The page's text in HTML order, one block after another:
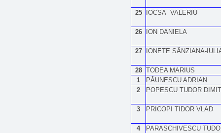
25 IOCSA VALERIU
26 ION DANIELA
27 IONETE SÂNZIANA-
28 TODEA MARIUS
1
PĂUNESCU ADRIAN
2
POPESCU TUDOR
3 PRICOPI TIDOR VLAD
4 PARASCHIVESCU